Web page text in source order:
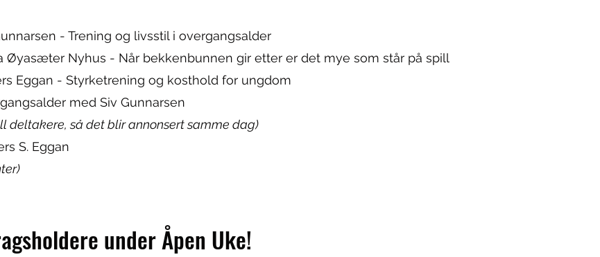
- Trening og livsstil i overgangsalder
Øyasæter Nyhus - Når bekkenbunnen gir etter er det mye som står på spill
Eggan - Styrketrening og kosthold for ungdom
med Siv Gunnarsen
deltakere, så det blir annonsert samme dag)
S. Eggan
under Åpen Uke!